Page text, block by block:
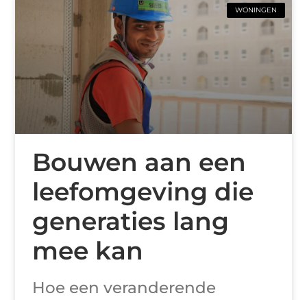
WONINGEN
Bouwen aan een
leefomgeving die
generaties lang
mee kan
Hoe een veranderende